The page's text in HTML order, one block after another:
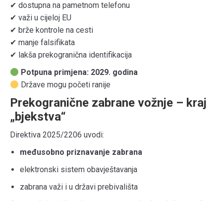
✔ dostupna na pametnom telefonu
✔ važi u cijeloj EU
✔ brže kontrole na cesti
✔ manje falsifikata
✔ lakša prekogranična identifikacija
Potpuna primjena: 2029. godina
Države mogu početi ranije
Prekogranične zabrane vožnje – kraj
„bjekstva“
Direktiva 2025/2206 uvodi:
međusobno priznavanje zabrana
elektronski sistem obavještavanja
zabrana važi i u državi prebivališta